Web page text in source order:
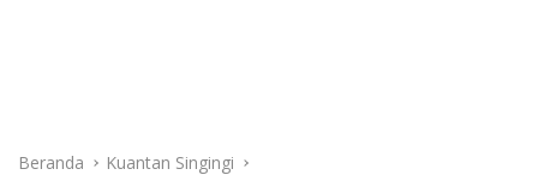
Beranda Kuantan Singingi